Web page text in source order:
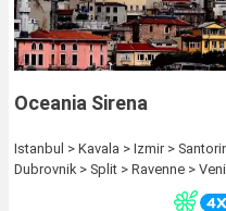
Oceania Sirena
Istanbul > Kavala > Izmir >
Dubrovnik > Split > Ravenne >